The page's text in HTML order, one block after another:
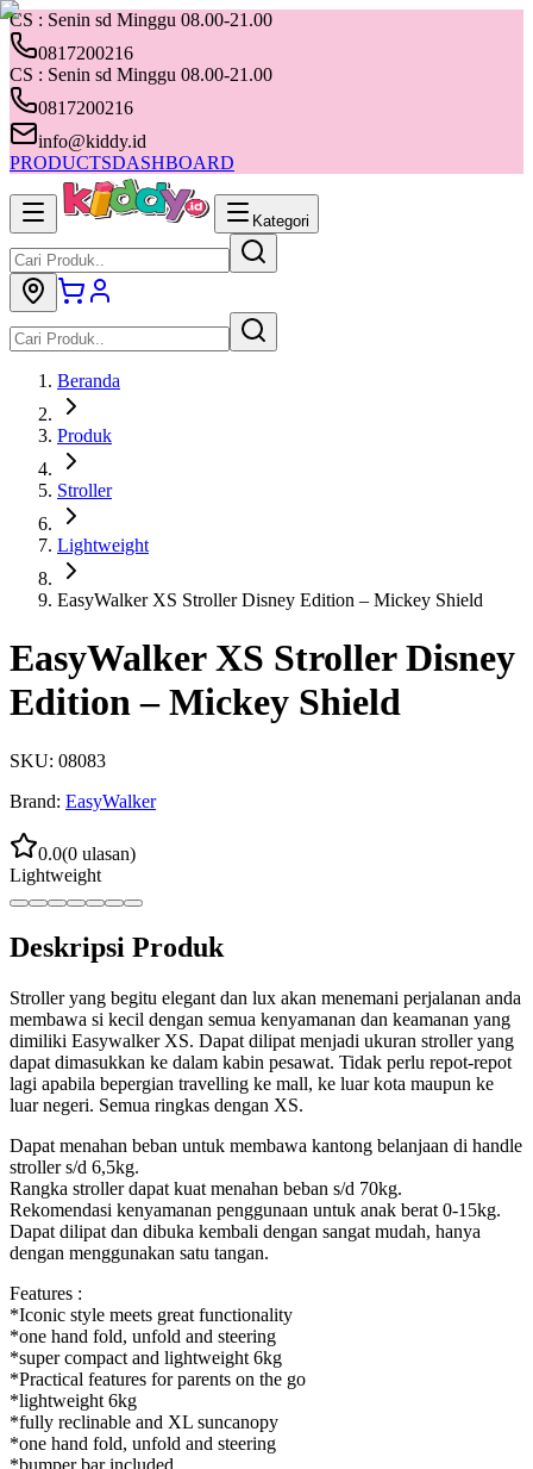
CS : Senin sd Minggu 08.00-21.00
0817200216
CS : Senin sd Minggu 08.00-21.00
0817200216
info@kiddy.id
PRODUCTSDASHBOARD
Kategori
Beranda
Produk
Stroller
Lightweight
EasyWalker XS Stroller Disney Edition – Mickey Shield
EasyWalker XS Stroller Disney
Edition – Mickey Shield
SKU: 08083
Brand: EasyWalker
0.0(0 ulasan)
Lightweight
Deskripsi Produk
Stroller yang begitu elegant dan lux akan menemani perjalanan anda
membawa si kecil dengan semua kenyamanan dan keamanan yang
dimiliki Easywalker XS. Dapat dilipat menjadi ukuran stroller yang
dapat dimasukkan ke dalam kabin pesawat. Tidak perlu repot-repot
lagi apabila bepergian travelling ke mall, ke luar kota maupun ke
luar negeri. Semua ringkas dengan XS.
Dapat menahan beban untuk membawa kantong belanjaan di handle
stroller s/d 6,5kg.
Rangka stroller dapat kuat menahan beban s/d 70kg.
Rekomendasi kenyamanan penggunaan untuk anak berat 0-15kg.
Dapat dilipat dan dibuka kembali dengan sangat mudah, hanya
dengan menggunakan satu tangan.
Features :
*Iconic style meets great functionality
*one hand fold, unfold and steering
*super compact and lightweight 6kg
*Practical features for parents on the go
*lightweight 6kg
*fully reclinable and XL suncanopy
*one hand fold, unfold and steering
*bumper bar included